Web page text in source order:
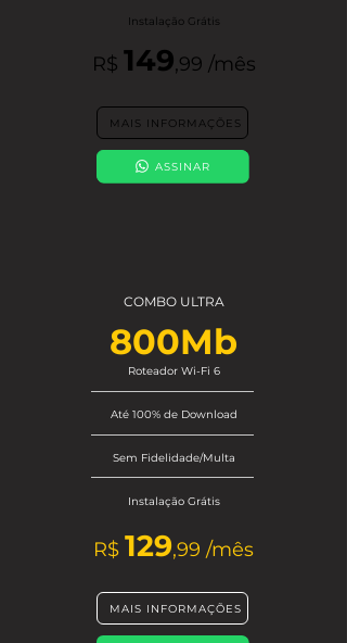
Instalação Grátis
R$ 149,99 /mês
MAIS INFORMAÇÕES
ASSINAR
COMBO ULTRA
Roteador Wi-Fi 6
800Mb
Até 100% de Download
Sem Fidelidade/Multa
Instalação Grátis
R$ 129,99 /mês
MAIS INFORMAÇÕES